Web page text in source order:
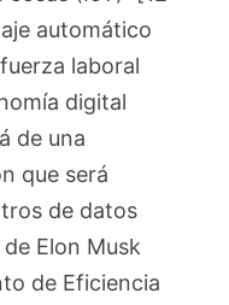
automático
laboral
digital
de una
que será
de datos
Elon Musk
de Eficiencia